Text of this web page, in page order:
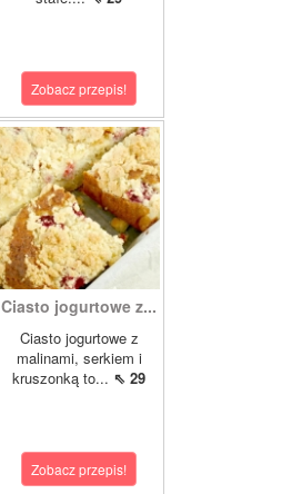
Zobacz przepis!
Ciasto jogurtowe z...
Ciasto jogurtowe z
malinami, serkiem i
kruszonką to... ⇖ 29
Zobacz przepis!